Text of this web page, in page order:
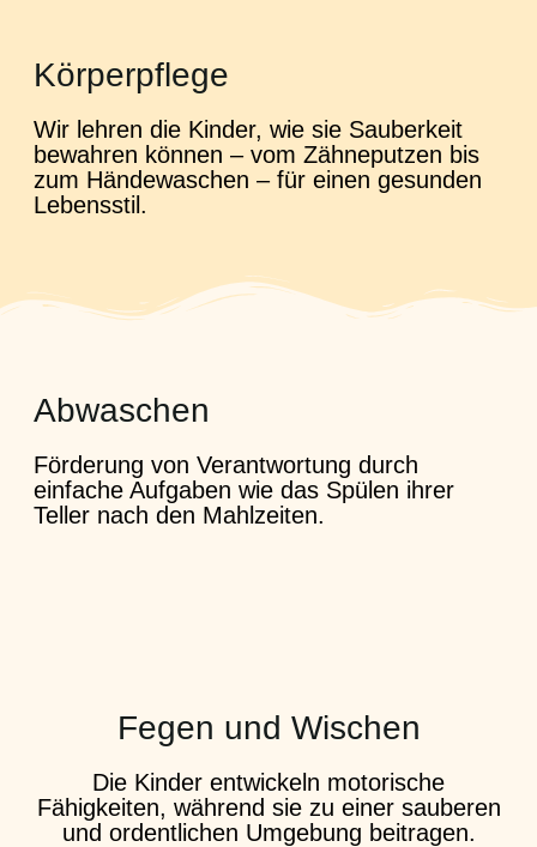
Körperpflege
Wir lehren die Kinder, wie sie Sauberkeit
bewahren können – vom Zähneputzen bis
zum Händewaschen – für einen gesunden
Lebensstil.
Abwaschen
Förderung von Verantwortung durch
einfache Aufgaben wie das Spülen ihrer
Teller nach den Mahlzeiten.
Fegen und Wischen
Die Kinder entwickeln motorische
Fähigkeiten, während sie zu einer sauberen
und ordentlichen Umgebung beitragen.